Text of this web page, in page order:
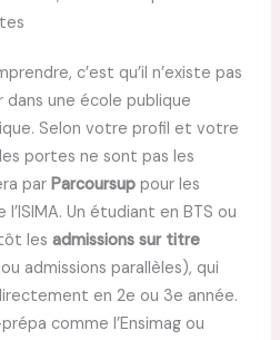
c’est qu’il n’existe pas
dans une école publique
Selon votre profil et votre
portes ne sont pas les
par Parcoursuppour les
Un étudiant en BTS ou
les admissions sur titre
admissions parallèles), qui
en 2e ou 3e année.
comme l’Ensimag ou